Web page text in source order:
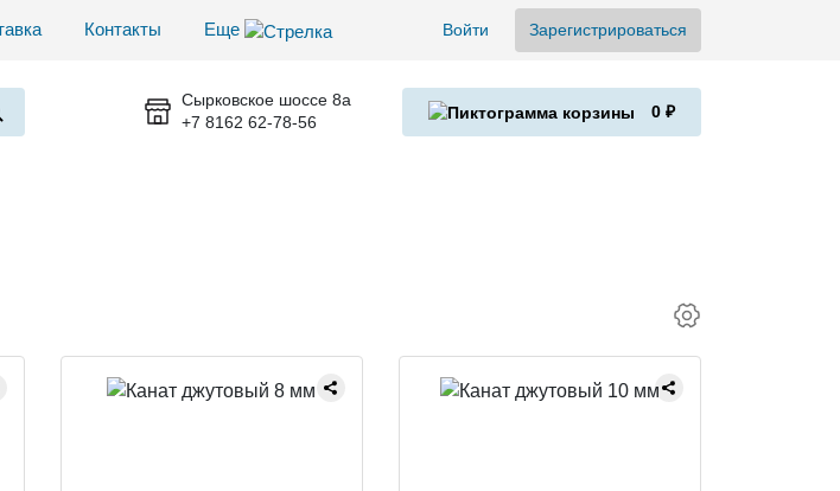
Контакты Еще Войти Зарегистрироваться
Сырковское шоссе 8а
+7 8162 62-78-56
0 ₽